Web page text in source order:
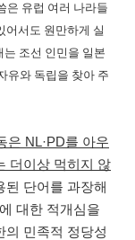
은 유럽 여러 나라들
어서도 원만하게 실
는 조선 인민을 일본
유와 독립을 찾아 주
은 NL·PD를 아우
더이상 먹히지 않
된 단어를 과장해
대한 적개심을
의 민족적 정당성